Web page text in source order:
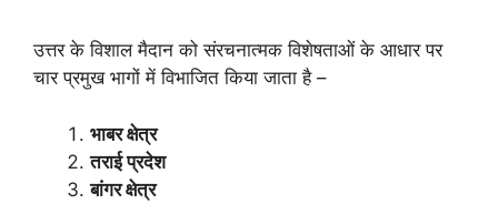
उत्तर के विशाल मैदान को संरचनात्मक विशेषताओं के आधार पर
चार प्रमुख भागों में विभाजित किया जाता है –
भाबर क्षेत्र
तराई प्रदेश
बांगर क्षेत्र